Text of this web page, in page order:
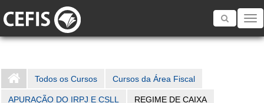
Toggle
Todos os Cursos Cursos da Área Fiscal
APURAÇÃO DO IRPJ E CSLL REGIME DE CAIXA